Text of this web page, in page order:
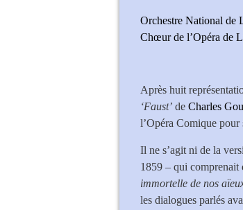
Orchestre National de
Chœur de l’Opéra de
Après huit
‘Faust’ de Charles
l’Opéra Comique pour
Il ne s’agit ni de la
1859 – qui comprenait
immortelle de nos
les dialogues parlés